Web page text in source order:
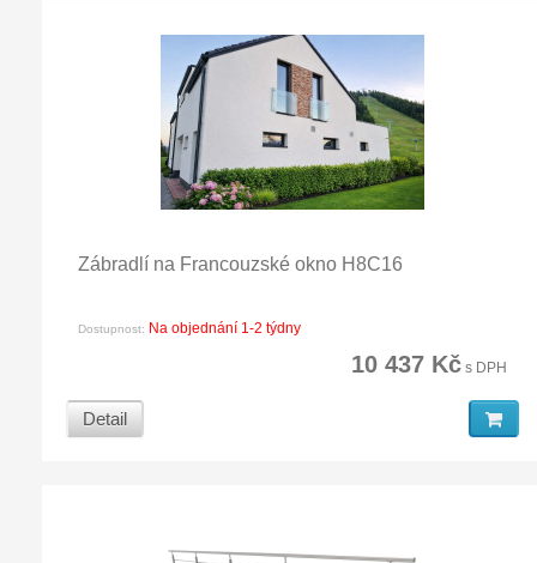
Zábradlí na Francouzské okno H8C16
Dostupnost: Na objednání 1-2 týdny
10 437 Kč s DPH
Detail